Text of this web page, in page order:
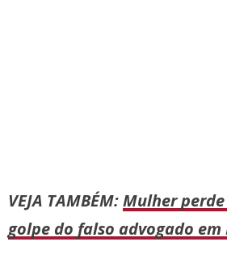
VEJA TAMBÉM:Mulher
golpe do falso advogado